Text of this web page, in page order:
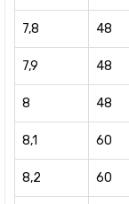
7,8 48
7,9 48
8 48
8,1 60
8,2 60